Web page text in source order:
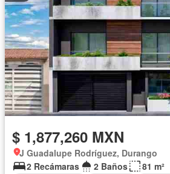
$ 1,877,260 MXN
J Guadalupe Rodríguez, Durango
2 Recámaras
2 Baños
81 m²